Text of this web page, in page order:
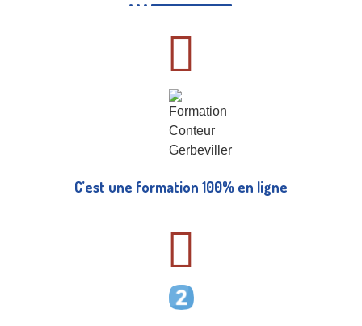
C’est une formation 100% en ligne